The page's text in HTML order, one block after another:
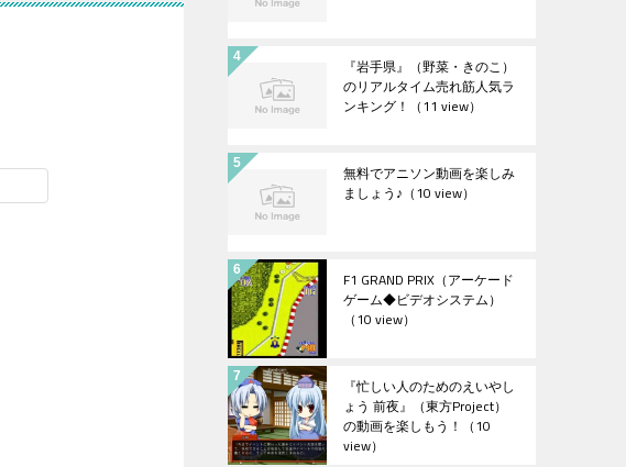
『岩手県』（野菜・きのこ）
のリアルタイム売れ筋人気ラ
ンキング！ （11 view）
無料でアニソン動画を楽しみ
ましょう♪ （10 view）
F1 GRAND PRIX（アーケード
ゲーム◆ビデオシステム）
（10 view）
『忙しい人のためのえいやし
ょう 前夜』（東方Project）
の動画を楽しもう！ （10
view）